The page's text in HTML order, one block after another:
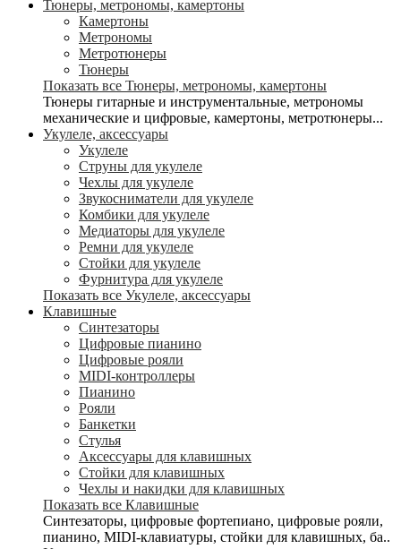
Тюнеры, метрономы, камертоны
Камертоны
Метрономы
Метротюнеры
Тюнеры
Показать все Тюнеры, метрономы, камертоны
Тюнеры гитарные и инструментальные, метрономы
механические и цифровые, камертоны, метротюнеры...
Укулеле, аксессуары
Укулеле
Струны для укулеле
Чехлы для укулеле
Звукосниматели для укулеле
Комбики для укулеле
Медиаторы для укулеле
Ремни для укулеле
Стойки для укулеле
Фурнитура для укулеле
Показать все Укулеле, аксессуары
Клавишные
Синтезаторы
Цифровые пианино
Цифровые рояли
MIDI-контроллеры
Пианино
Рояли
Банкетки
Стулья
Аксессуары для клавишных
Стойки для клавишных
Чехлы и накидки для клавишных
Показать все Клавишные
Синтезаторы, цифровые фортепиано, цифровые рояли,
пианино, MIDI-клавиатуры, стойки для клавишных, ба..